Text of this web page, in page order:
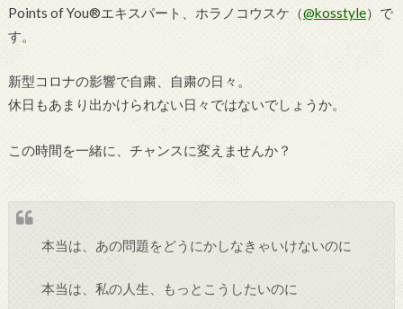
Points of You®エキスパート、ホラノコウスケ（@kosstyle）で
す。
新型コロナの影響で自粛、自粛の日々。
休日もあまり出かけられない日々ではないでしょうか。
この時間を一緒に、チャンスに変えませんか？
本当は、あの問題をどうにかしなきゃいけないのに
本当は、私の人生、もっとこうしたいのに